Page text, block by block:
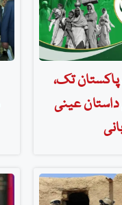
تک،
داستان عینی